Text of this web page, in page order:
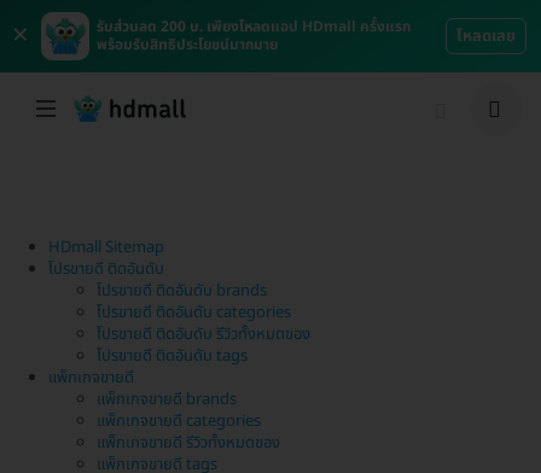
×
รับส่วนลด 200 บ. เพียงโหลดแอป HDmall ครั้งแรก
พร้อมรับสิทธิประโยชน์มากมาย
โหลดเลย
HDmall Sitemap
โปรขายดี ติดอันดับ
โปรขายดี ติดอันดับ brands
โปรขายดี ติดอันดับ categories
โปรขายดี ติดอันดับ รีวิวทั้งหมดของ
โปรขายดี ติดอันดับ tags
แพ็กเกจขายดี
แพ็กเกจขายดี brands
แพ็กเกจขายดี categories
แพ็กเกจขายดี รีวิวทั้งหมดของ
แพ็กเกจขายดี tags